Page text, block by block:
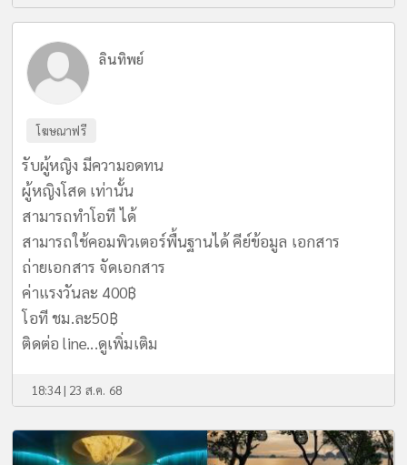
ลินทิพย์
โฆษณาฟรี
รับผู้หญิง มีความอดทน
ผู้หญิงโสด เท่านั้น
สามารถทำโอที ได้
สามารถใช้คอมพิวเตอร์พื้นฐานได้ คีย์ข้อมูล เอกสาร
ถ่ายเอกสาร จัดเอกสาร
ค่าแรงวันละ 400฿
โอที ชม.ละ50฿
ติดต่อ line...ดูเพิ่มเติม
18:34 | 23 ส.ค. 68